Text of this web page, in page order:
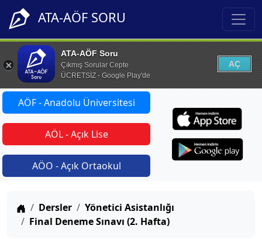
ATA-AÖF SORU
ATA-AÖF Soru
Çıkmış Sorular Cepte
ÜCRETSİZ - Google Play'de
AÇ
AÖF - Anadolu Üniversitesi
AÖL - Açık Lise
AÖO - Açık Ortaokul
Anasayfa
Dersler
Yönetici Asistanlığı
Final Deneme Sınavı (2. Hafta)